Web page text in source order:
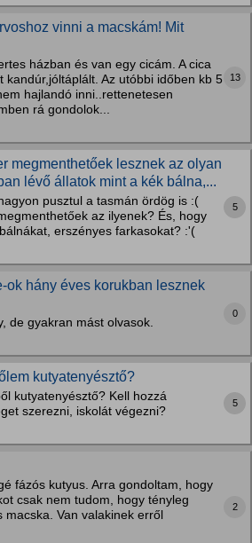
vinni a macskám! Mit
házban és van egy cicám. A cica
kandúr,jóltáplált. Az utóbbi időben kb 5
hajlandó inni..rettenetesen
rá gondolok...
13
megmenthetőek lesznek az olyan
lévő állatok mint a kék bálna,...
pusztul a tasmán ördög is :(
az ilyenek? És, hogy
erszényes farkasokat? :'(
5
ok hány éves korukban lesznek
de gyakran mást olvasok.
0
kutyatenyésztő?
kutyatenyésztő? Kell hozzá
szerezni, iskolát végezni?
5
fázós kutyus. Arra gondoltam, hogy
csak nem tudom, hogy tényleg
Van valakinek erről
2